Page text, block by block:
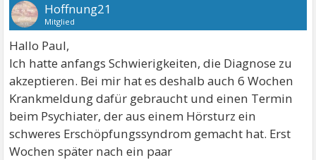
Hoffnung21
Mitglied
Hallo Paul,
Ich hatte anfangs Schwierigkeiten, die Diagnose zu
akzeptieren. Bei mir hat es deshalb auch 6 Wochen
Krankmeldung dafür gebraucht und einen Termin
beim Psychiater, der aus einem Hörsturz ein
schweres Erschöpfungssyndrom gemacht hat. Erst
Wochen später nach ein paar